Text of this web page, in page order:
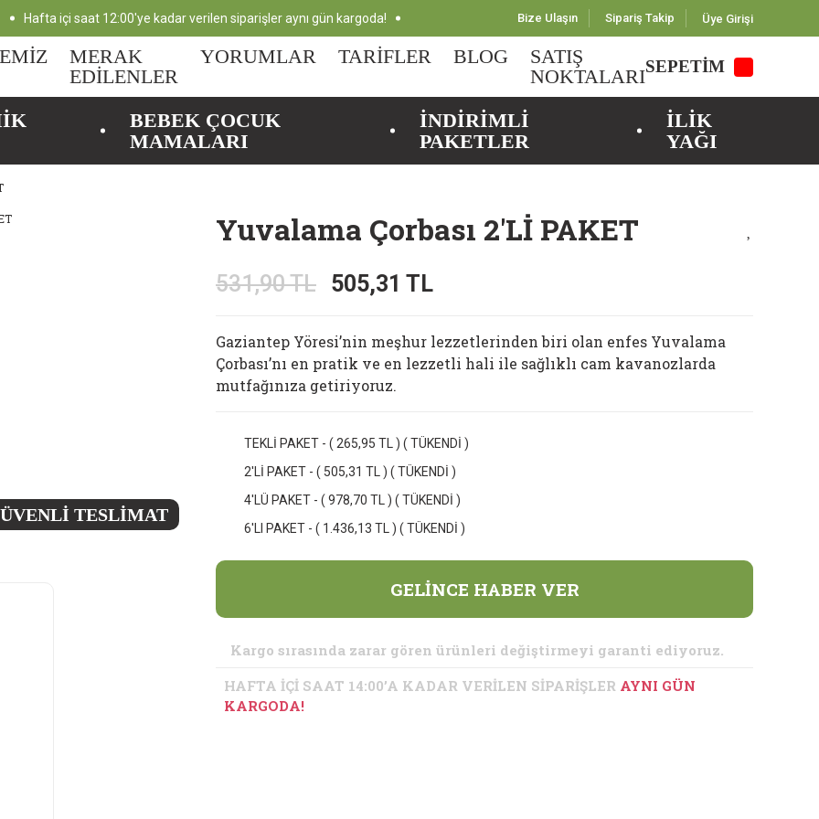
Hafta içi saat 12:00'ye kadar verilen siparişler aynı gün kargoda! Bize Ulaşın Sipariş Takip Üye Girişi
MERAK
EDİLENLER
YORUMLAR TARİFLER BLOG
SATIŞ
NOKTALARISEPETİM
BEBEK ÇOCUK
MAMALARI
İNDİRİMLİ
PAKETLER
İLİK
YAĞI
TESLİMAT
Yuvalama Çorbası 2'Lİ PAKET
531,90 TL 505,31 TL
Gaziantep Yöresi’nin meşhur lezzetlerinden biri olan enfes Yuvalama
Çorbası’nı en pratik ve en lezzetli hali ile sağlıklı cam kavanozlarda
mutfağınıza getiriyoruz.
TEKLİ PAKET - ( 265,95 TL ) ( TÜKENDİ )
2'Lİ PAKET - ( 505,31 TL ) ( TÜKENDİ )
4'LÜ PAKET - ( 978,70 TL ) ( TÜKENDİ )
6'LI PAKET - ( 1.436,13 TL ) ( TÜKENDİ )
GELİNCE HABER VER
Kargo sırasında zarar gören ürünleri değiştirmeyi garanti ediyoruz.
HAFTA İÇİ SAAT 14:00’A KADAR VERİLEN SİPARİŞLER AYNI GÜN
KARGODA!